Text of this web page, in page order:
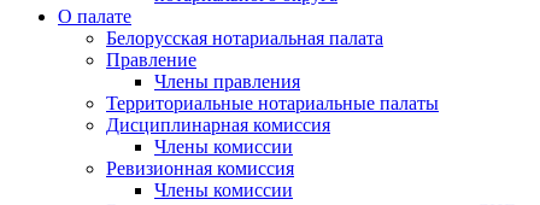
О палате
Белорусская нотариальная палата
Правление
Члены правления
Территориальные нотариальные палаты
Дисциплинарная комиссия
Члены комиссии
Ревизионная комиссия
Члены комиссии